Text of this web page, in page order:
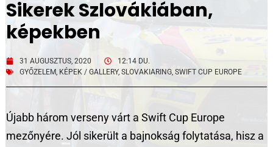
Sikerek Szlovákiában,
képekben
31 AUGUSZTUS, 2020
12:14 DU.
GYŐZELEM, KÉPEK / GALLERY, SLOVAKIARING, SWIFT CUP EUROPE
Újabb három verseny várt a Swift Cup Europe
mezőnyére. Jól sikerült a bajnokság folytatása, hisz a